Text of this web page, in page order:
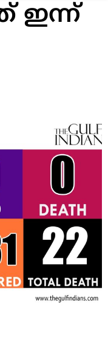
ഇന്ന്